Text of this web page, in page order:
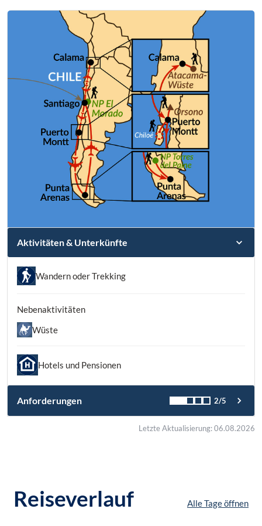
Aktivitäten & Unterkünfte
Wandern oder Trekking
Nebenaktivitäten
Wüste
Hotels und Pensionen
Anforderungen 2/5
Letzte Aktualisierung: 06.08.2026
Reiseverlauf Alle Tage öffnen